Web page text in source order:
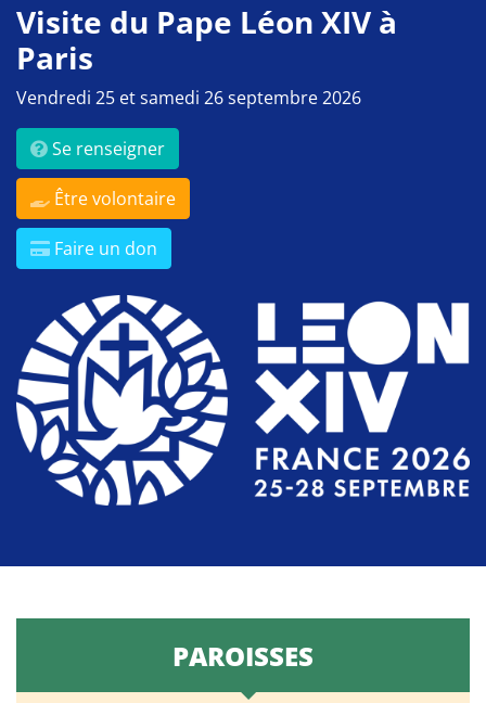
Visite du Pape Léon XIV à
Paris
Vendredi 25 et samedi 26 septembre 2026
Se renseigner
Être volontaire
Faire un don
PAROISSES